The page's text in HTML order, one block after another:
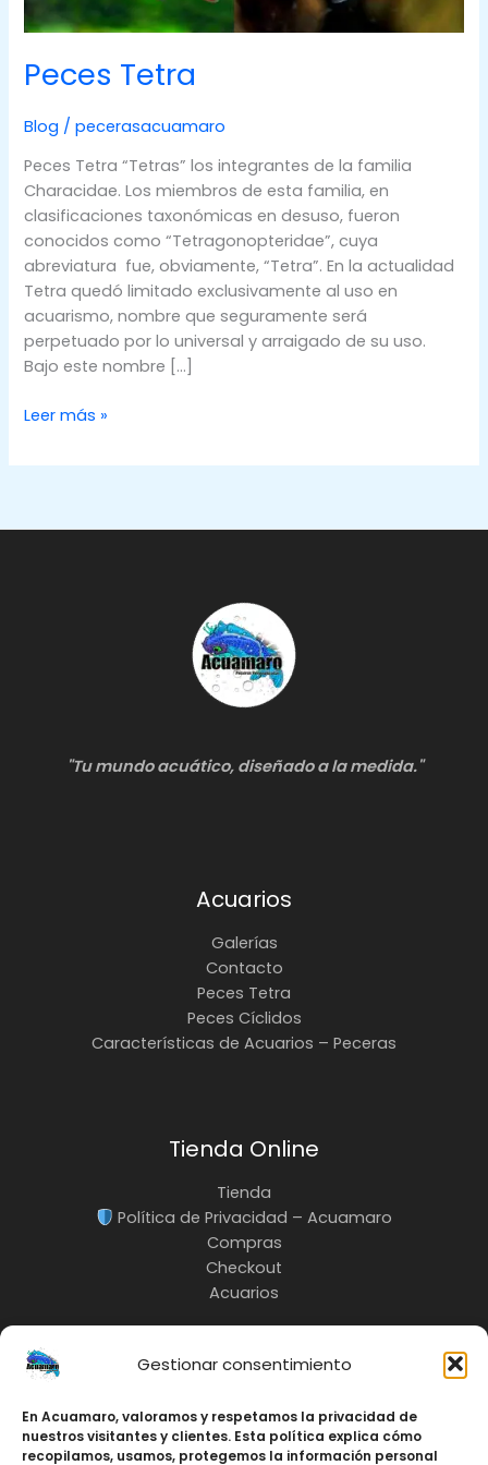
Gestionar consentimiento
En Acuamaro, valoramos y respetamos la privacidad de
nuestros visitantes y clientes. Esta política explica cómo
recopilamos, usamos, protegemos la información personal
Peces Tetra
Blog /pecerasacuamaro
Peces Tetra “Tetras” los integrantes de la familia
Characidae. Los miembros de esta familia, en
clasificaciones taxonómicas en desuso, fueron
conocidos como “Tetragonopteridae”, cuya
abreviatura fue, obviamente, “Tetra”. En la actualidad
Tetra quedó limitado exclusivamente al uso en
acuarismo, nombre que seguramente será
perpetuado por lo universal y arraigado de su uso.
Bajo este nombre […]
Peces
Leer más »
"Tu mundo acuático, diseñado a la medida."
Acuarios
Galerías
Contacto
Peces Tetra
Peces Cíclidos
Características de Acuarios – Peceras
Tienda Online
Tienda
Política de Privacidad – Acuamaro
Compras
Checkout
Acuarios
INFO:
3217685535